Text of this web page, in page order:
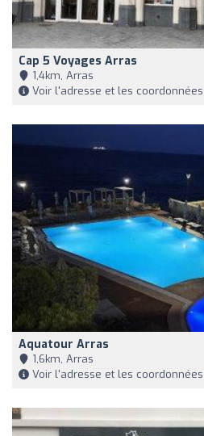
Cap 5 Voyages Arras
1,4km, Arras
Voir l'adresse et les coordonnées
Aquatour Arras
1,6km, Arras
Voir l'adresse et les coordonnées